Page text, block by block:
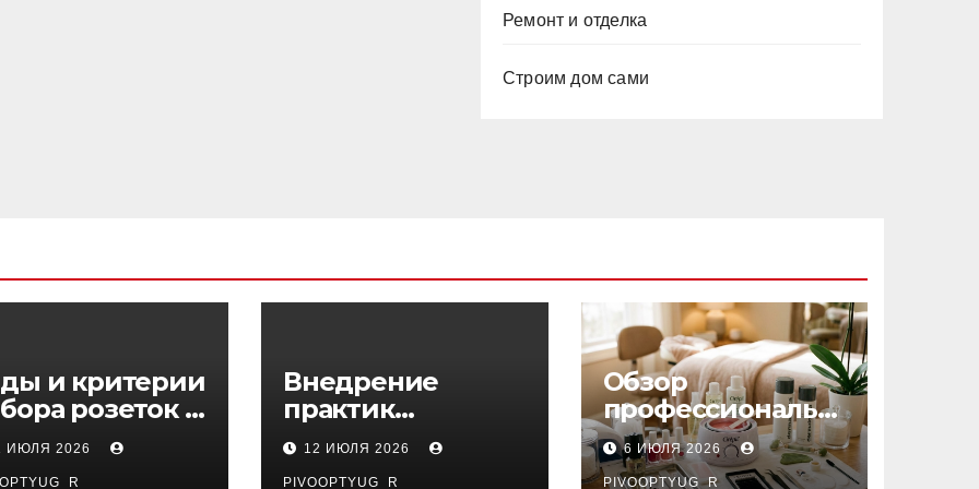
Ремонт и отделка
Строим дом сами
и критерии
розеток и
ИЮЛЯ 2026
Внедрение
практик
управляемого
DevOps в
12 ИЮЛЯ 2026
PIVOOPTYUG_R
Обзор
профессиональн
ых материалов и
инструментов
6 ИЮЛЯ 2026
PIVOOPTYUG_R